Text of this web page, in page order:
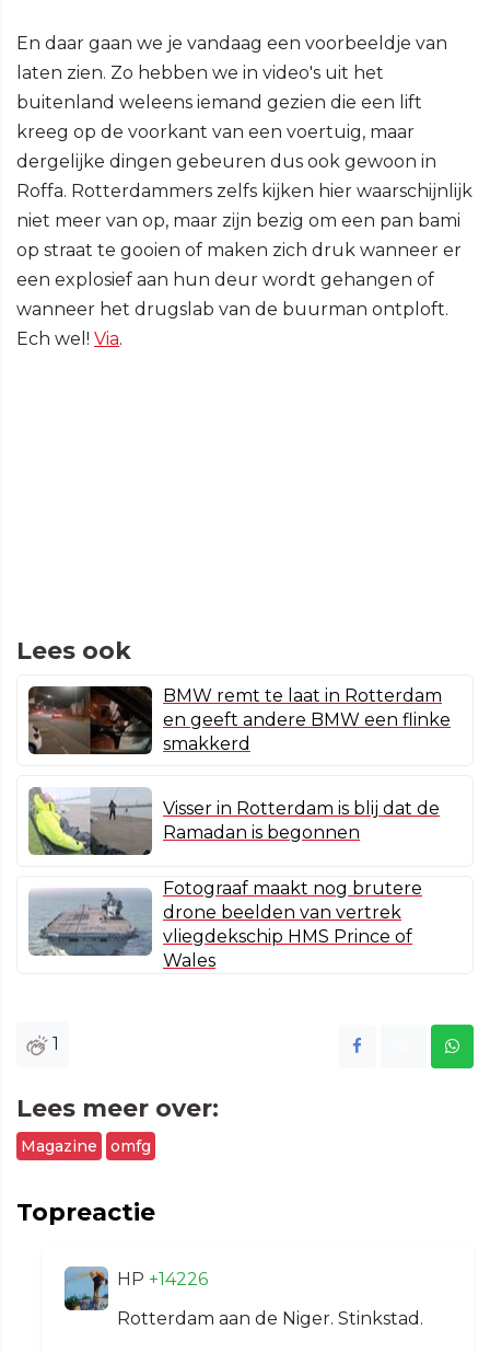
En daar gaan we je vandaag een voorbeeldje van
laten zien. Zo hebben we in video's uit het
buitenland weleens iemand gezien die een lift
kreeg op de voorkant van een voertuig, maar
dergelijke dingen gebeuren dus ook gewoon in
Roffa. Rotterdammers zelfs kijken hier waarschijnlijk
niet meer van op, maar zijn bezig om een pan bami
op straat te gooien of maken zich druk wanneer er
een explosief aan hun deur wordt gehangen of
wanneer het drugslab van de buurman ontploft.
Ech wel! Via.
Lees ook
BMW remt te laat in Rotterdam
en geeft andere BMW een flinke
smakkerd
Visser in Rotterdam is blij dat de
Ramadan is begonnen
Fotograaf maakt nog brutere
drone beelden van vertrek
vliegdekschip HMS Prince of
Wales
1
Lees meer over:
Magazine omfg
Topreactie
HP +14226
Rotterdam aan de Niger. Stinkstad.